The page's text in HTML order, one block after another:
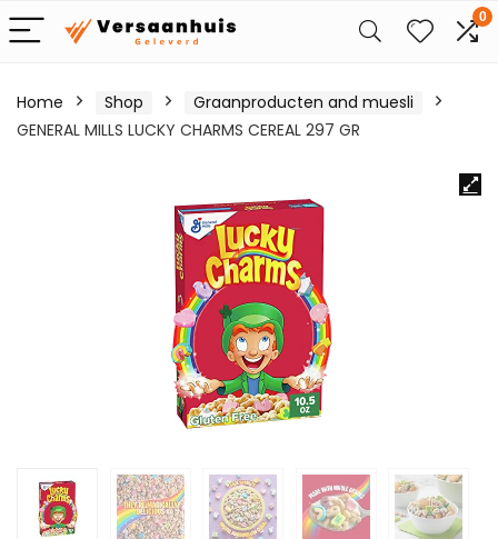
0
Home Shop
Graanproducten and muesli
GENERAL MILLS LUCKY CHARMS CEREAL 297 GR